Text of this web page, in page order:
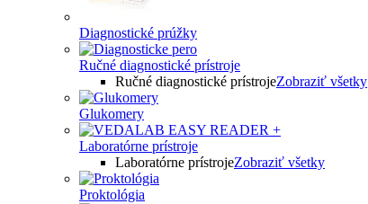
Diagnostické prúžky
Ručné diagnostické prístroje
Ručné diagnostické prístrojeZobraziť všetky
Glukomery
Laboratórne prístroje
Laboratórne prístrojeZobraziť všetky
Proktológia